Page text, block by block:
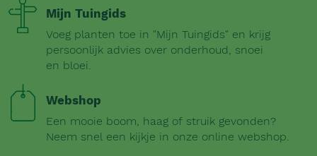
Mijn Tuingids
Voeg planten toe in "Mijn Tuingids" en krijg
persoonlijk advies over onderhoud, snoei
en bloei.
Webshop
Een mooie boom, haag of struik gevonden?
Neem snel een kijkje in onze online webshop.